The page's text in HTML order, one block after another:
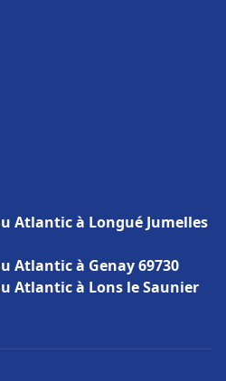
Atlantic à Longué Jumelles
Atlantic à Genay 69730
Atlantic à Lons le Saunier